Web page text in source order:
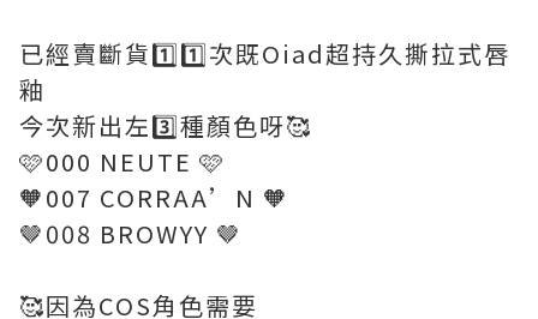
已經賣斷貨1️⃣1️⃣次既Oiad超持久撕拉式唇
釉
今次新出左3️⃣種顏色呀🥰
🩷000 NEUTE 🩷
🧡007 CORRAA’N 🧡
🤎008 BROWYY 🤎
🥰因為COS角色需要